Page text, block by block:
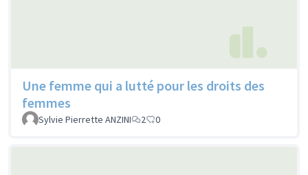
Une femme qui a lutté pour les droits des
femmes
Sylvie Pierrette ANZINI 2 0